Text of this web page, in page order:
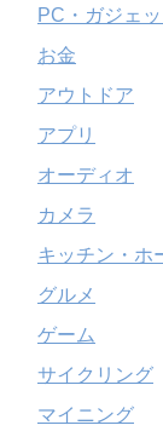
PC・ガジェッ
お金
アウトドア
アプリ
オーディオ
カメラ
キッチン・ホ
グルメ
ゲーム
サイクリング
マイニング